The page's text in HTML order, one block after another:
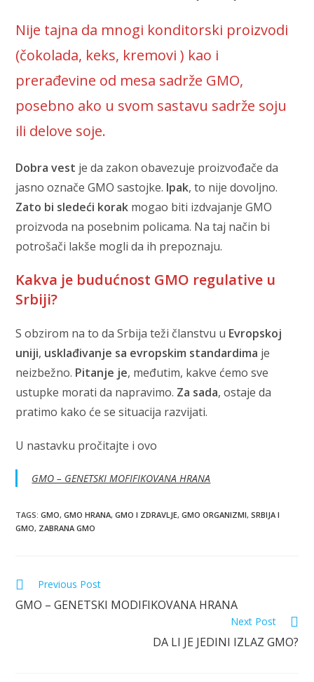
Nije tajna da mnogi konditorski proizvodi
(čokolada, keks, kremovi ) kao i
prerađevine od mesa sadrže GMO,
posebno ako u svom sastavu sadrže soju
ili delove soje.
Dobra vest je da zakon obavezuje proizvođače da
jasno označe GMO sastojke. Ipak, to nije dovoljno.
Zato bi sledeći korak mogao biti izdvajanje GMO
proizvoda na posebnim policama. Na taj način bi
potrošači lakše mogli da ih prepoznaju.
Kakva je budućnost GMO regulative u
Srbiji?
S obzirom na to da Srbija teži članstvu u Evropskoj
uniji, usklađivanje sa evropskim standardima je
neizbežno. Pitanje je, međutim, kakve ćemo sve
ustupke morati da napravimo. Za sada, ostaje da
pratimo kako će se situacija razvijati.
U nastavku pročitajte i ovo
GMO – GENETSKI MOFIFIKOVANA HRANA
TAGS:GMO, GMO HRANA, GMO I ZDRAVLJE, GMO ORGANIZMI, SRBIJA I
GMO, ZABRANA GMO
Read
articles
Previous Post
GMO – GENETSKI MODIFIKOVANA HRANA
Next Post
DA LI JE JEDINI IZLAZ GMO?